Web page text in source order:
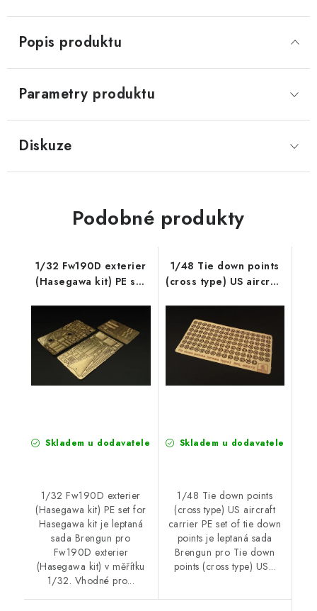
Popis produktu
Parametry produktu
Diskuze
Podobné produkty
1/32 Fw190D exterier
(Hasegawa kit) PE set
Skladem u dodavatele
1/32 Fw190D exterier
(Hasegawa kit) PE set for
Hasegawa kit je leptaná
sada Brengun pro
Fw190D exterier
(Hasegawa kit) v měřítku
1/32. Vhodné pro...
1/48 Tie down points
(cross type) US aircraft
Skladem u dodavatele
1/48 Tie down points
(cross type) US aircraft
carrier PE set of tie down
points je leptaná sada
Brengun pro Tie down
points (cross type) US...